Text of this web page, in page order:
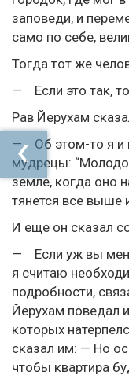
заповеди, и
само по себе,
Тогда тот же
— Если это так,
Рав Йерухам
— Об этом-то я и
мудрецы:
земле, когда оно
тянется все выше
И еще он сказал
— Если уж вы
я считаю
подробности,
Йерухам поведал
которых
сказал им: — Но
чтобы квартира